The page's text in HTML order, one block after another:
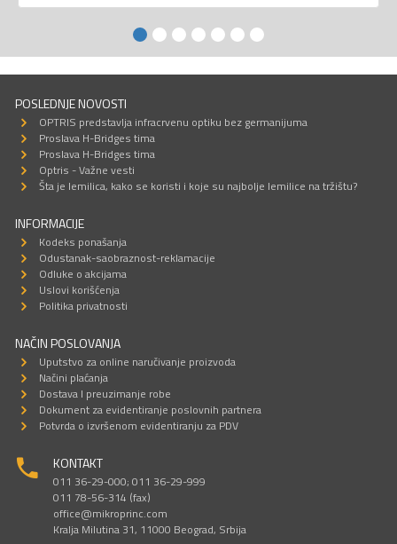
POSLEDNJE NOVOSTI
OPTRIS predstavlja infracrvenu optiku bez germanijuma
Proslava H-Bridges tima
Proslava H-Bridges tima
Optris - Važne vesti
Šta je lemilica, kako se koristi i koje su najbolje lemilice na tržištu?
INFORMACIJE
Kodeks ponašanja
Odustanak-saobraznost-reklamacije
Odluke o akcijama
Uslovi korišćenja
Politika privatnosti
NAČIN POSLOVANJA
Uputstvo za online naručivanje proizvoda
Načini plaćanja
Dostava I preuzimanje robe
Dokument za evidentiranje poslovnih partnera
Potvrda o izvršenom evidentiranju za PDV
KONTAKT
011 36-29-000; 011 36-29-999
011 78-56-314 (fax)
office@mikroprinc.com
Kralja Milutina 31, 11000 Beograd, Srbija